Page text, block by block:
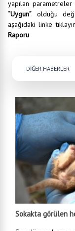
yapılan parametreler
“Uygun” olduğu
aşağıdaki linke
Raporu
DİĞER HABERLER
Sokakta görülen